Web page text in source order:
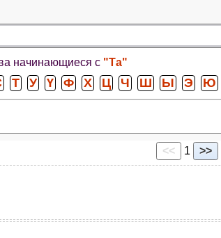
начинающиеся с "Та"
Т У Ү Ф Х Ц Ч Ш Ы Э Ю
<< 1 >>